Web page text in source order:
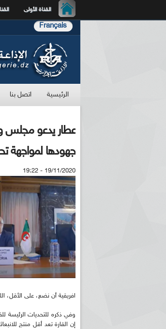
القناة الأولى
Français
الرئيسية اتصل بنا
عطار يدعو مجلس
جهودها لمواجهة
19/11/2020 - 19:22
افريقية أن نضع، على الأقل،
وفي ذكره للتحديات الرئيسة
إن القارة تعد أقل منتج